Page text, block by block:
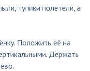
тупики полетели, а
Положить её на
Держать